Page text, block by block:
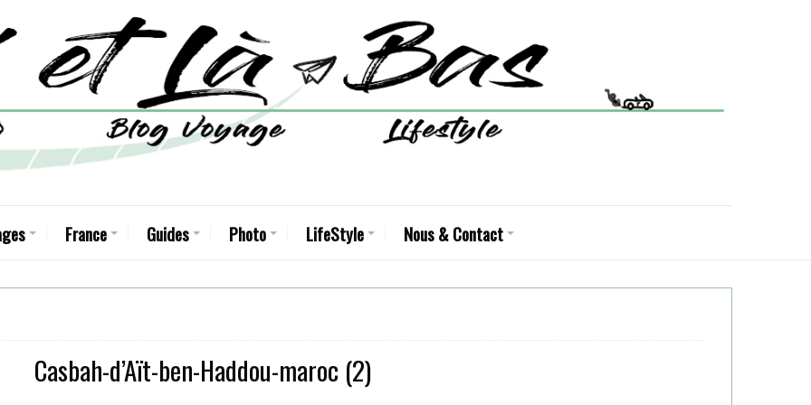
France Guides Photo LifeStyle Nous & Contact
Casbah-d’Aït-ben-Haddou-maroc (2)